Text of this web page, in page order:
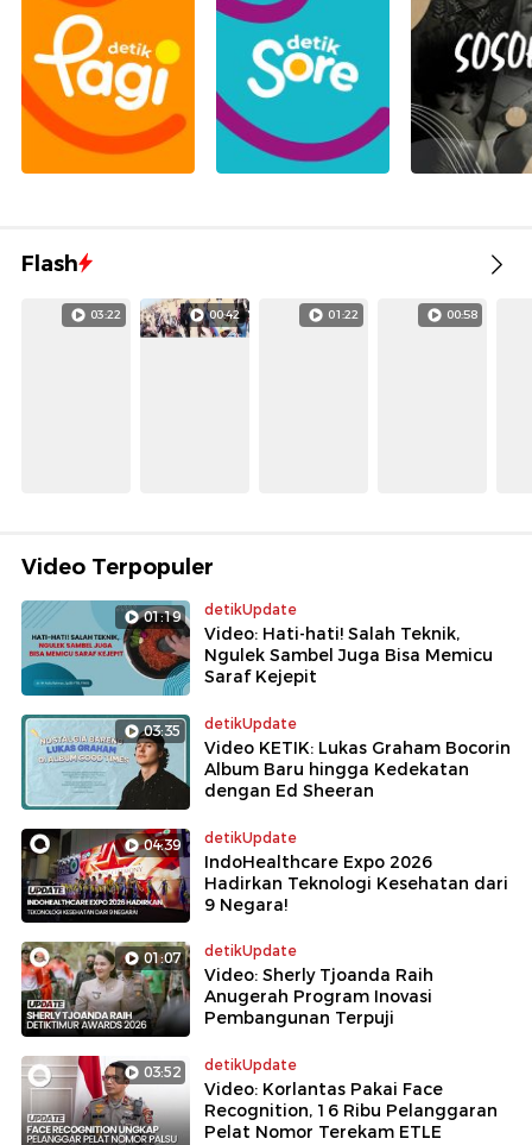
Flash
03:22 00:42 01:22 00:58
Video Terpopuler
01:19 detikUpdate
Video: Hati-hati! Salah Teknik,
Ngulek Sambel Juga Bisa Memicu
Saraf Kejepit
03:35 detikUpdate
Video KETIK: Lukas Graham Bocorin
Album Baru hingga Kedekatan
dengan Ed Sheeran
04:39 detikUpdate
IndoHealthcare Expo 2026
Hadirkan Teknologi Kesehatan dari
9 Negara!
01:07 detikUpdate
Video: Sherly Tjoanda Raih
Anugerah Program Inovasi
Pembangunan Terpuji
03:52 detikUpdate
Video: Korlantas Pakai Face
Recognition, 16 Ribu Pelanggaran
Pelat Nomor Terekam ETLE